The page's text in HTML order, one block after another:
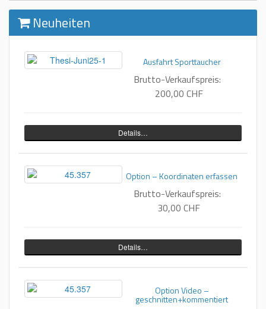
Neuheiten
Ausfahrt Sporttaucher
Brutto-Verkaufspreis:
200,00 CHF
Details…
Option – Koordinaten erfassen
Brutto-Verkaufspreis:
30,00 CHF
Details…
Option Video –
geschnitten+kommentiert